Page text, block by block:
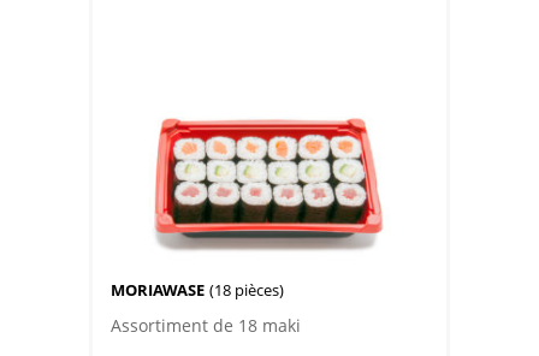
MORIAWASE (18 pièces)
Assortiment de 18 maki